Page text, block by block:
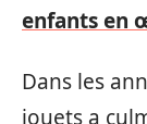
enfants en
Dans les
jouets a